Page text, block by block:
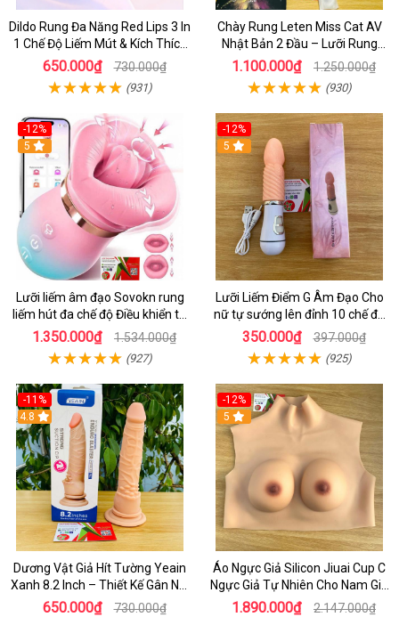
Dildo Rung Đa Năng Red Lips 3 In
1 Chế Độ Liếm Mút & Kích Thích
Điểm G
650.000₫ 730.000₫
(931)
Chày Rung Leten Miss Cat AV
Nhật Bản 2 Đầu – Lưỡi Rung
Siêu Mạnh Kết Hợp Sưởi Ấm Cho
Nữ Sung Sướng
1.100.000₫ 1.250.000₫
(930)
-12%
5
Lưỡi liếm âm đạo Sovokn rung
liếm hút đa chế độ Điều khiển từ
xa qua app
1.350.000₫ 1.534.000₫
(927)
-12%
5
Lưỡi Liếm Điểm G Âm Đạo Cho
nữ tự sướng lên đỉnh 10 chế độ
rung giá tốt
350.000₫ 397.000₫
(925)
-11%
4.8
Dương Vật Giả Hít Tường Yeain
Xanh 8.2 Inch – Thiết Kế Gân Nổi
Chân Thật
650.000₫ 730.000₫
-12%
5
Áo Ngực Giả Silicon Jiuai Cup C
Ngực Giả Tự Nhiên Cho Nam Giả
Gái, Drag Queen
1.890.000₫ 2.147.000₫